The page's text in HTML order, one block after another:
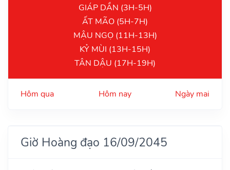
GIÁP DẦN (3H-5H)
ẤT MÃO (5H-7H)
MẬU NGỌ (11H-13H)
KỶ MÙI (13H-15H)
TÂN DẬU (17H-19H)
Hôm qua Hôm nay Ngày mai
Giờ Hoàng đạo 16/09/2045